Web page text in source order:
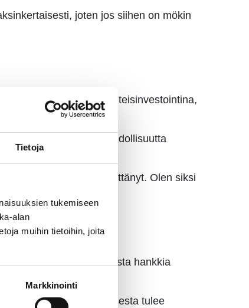
Tietoja
tukemiseen
alan
muihin tietoihin, joita
Markkinointi
joten jos siihen on mökin
sukupolven yhteisinvestointina,
jos siellä ei ole mahdollisuutta
mobiiliyhteys ei enää riittänyt. Olen siksi
on mahdollista hankkia
valokuidun kustannuksesta tulee